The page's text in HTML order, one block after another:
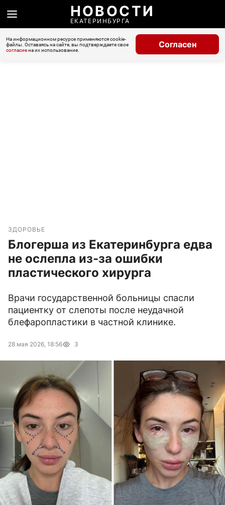
НОВОСТИ
ЕКАТЕРИНБУРГА
На информационном ресурсе применяются cookie-
файлы. Оставаясь на сайте, вы подтверждаете свое
согласиена их использование.
Согласен
ЗДОРОВЬЕ
Блогерша из Екатеринбурга едва
не ослепла из-за ошибки
пластического хирурга
Врачи государственной больницы спасли
пациентку от слепоты после неудачной
блефаропластики в частной клинике.
28 мая 2026, 18:56 3